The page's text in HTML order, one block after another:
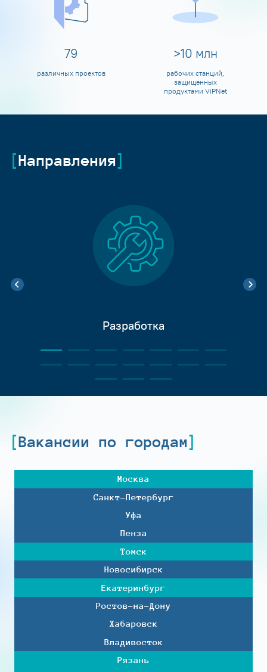
80
различных проектов
>10 млн
рабочих станций,
защищенных
продуктами ViPNet
Направления
Разработка
Вакансии по городам
Москва
Санкт-Петербург
Уфа
Пенза
Томск
Новосибирск
Екатеринбург
Ростов-на-Дону
Хабаровск
Владивосток
Рязань